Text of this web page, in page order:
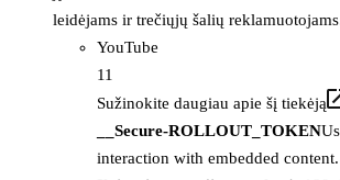
leidėjams ir trečiųjų šalių
YouTube
11
Sužinokite daugiau apie šį tiekėją
__Secure-ROLLOUT_TOKEN
interaction with embedded content.